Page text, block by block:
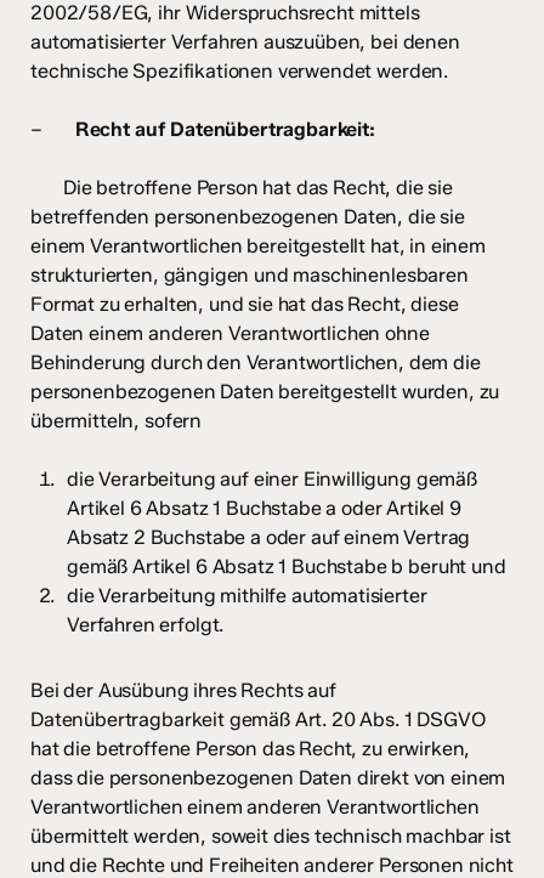
2002/58/EG, ihr Widerspruchsrecht mittels
automatisierter Verfahren auszuüben, bei denen
technische Spezifikationen verwendet werden.
– Recht auf Datenübertragbarkeit:
Die betroffene Person hat das Recht, die sie
betreffenden personenbezogenen Daten, die sie
einem Verantwortlichen bereitgestellt hat, in einem
strukturierten, gängigen und maschinenlesbaren
Format zu erhalten, und sie hat das Recht, diese
Daten einem anderen Verantwortlichen ohne
Behinderung durch den Verantwortlichen, dem die
personenbezogenen Daten bereitgestellt wurden, zu
übermitteln, sofern
die Verarbeitung auf einer Einwilligung gemäß
Artikel 6 Absatz 1 Buchstabe a oder Artikel 9
Absatz 2 Buchstabe a oder auf einem Vertrag
gemäß Artikel 6 Absatz 1 Buchstabe b beruht und
die Verarbeitung mithilfe automatisierter
Verfahren erfolgt.
Bei der Ausübung ihres Rechts auf
Datenübertragbarkeit gemäß Art. 20 Abs. 1 DSGVO
hat die betroffene Person das Recht, zu erwirken,
dass die personenbezogenen Daten direkt von einem
Verantwortlichen einem anderen Verantwortlichen
übermittelt werden, soweit dies technisch machbar ist
und die Rechte und Freiheiten anderer Personen nicht